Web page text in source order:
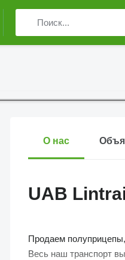
О нас
UAB
Продаем
Весь наш транспорт